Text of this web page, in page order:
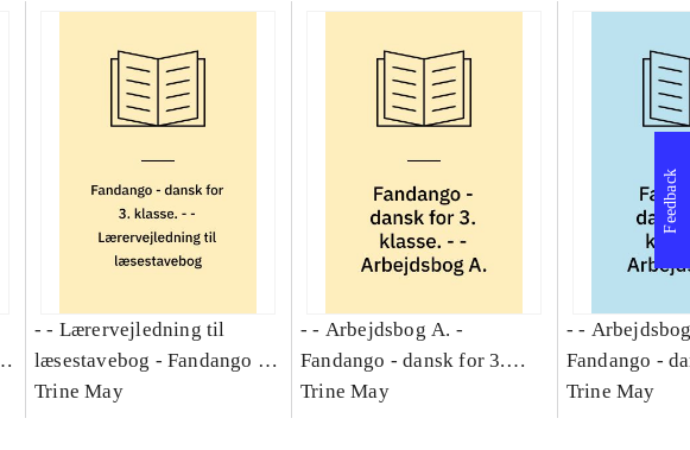
- - Lærervejledning til
læsestavebog - Fandango -
dansk for 3. klasse :
Trine May
- - Arbejdsbog A. -
Fandango - dansk for 3.
klasse : grundbog. - -
Trine May
- -
Fandango -
klasse :
Trine May
Feedback